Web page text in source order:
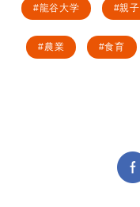
龍谷大学 親子
農業 食育